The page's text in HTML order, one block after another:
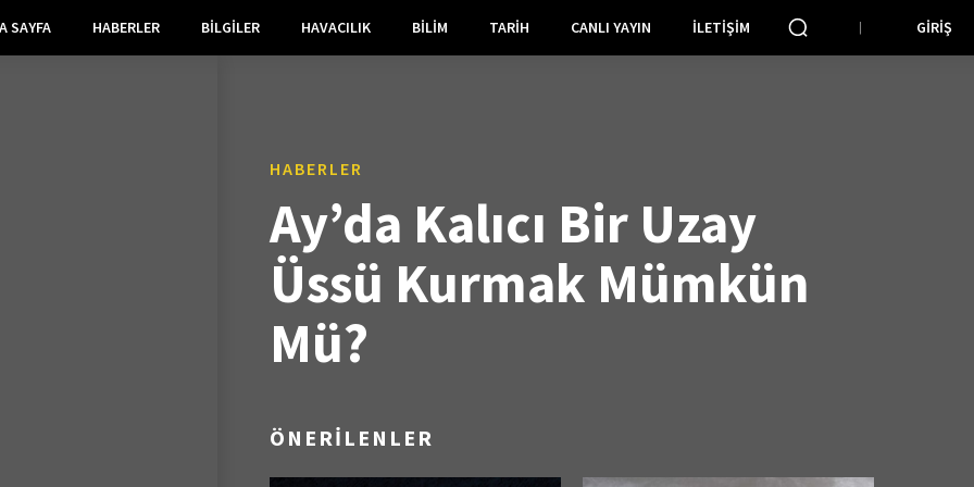
SAYFA HABERLER BILGILER HAVACILIK BILIM TARIH CANLI YAYIN İLETIŞIM GIRIŞ
HABERLER
Ay’da Kalıcı Bir Uzay
Üssü Kurmak Mümkün
Mü?
ÖNERİLENLER